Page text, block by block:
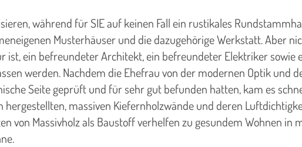
während für SIE auf keinen Fall ein rustikales
Musterhäuser und die dazugehörige Werkstatt. Aber
ist, ein befreundeter Architekt, ein befreundeter Elektriker
werden. Nachdem die Ehefrau von der modernen Optik und
Seite geprüft und für sehr gut befunden hatten, kam es
massiven Kiefernholzwände und deren
von Massivholz als Baustoff verhelfen zu gesundem Wohnen